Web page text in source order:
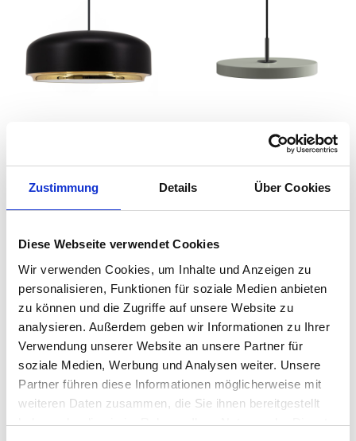
Zustimmung Details Über Cookies
Diese Webseite verwendet Cookies
Wir verwenden Cookies, um Inhalte und Anzeigen zu
personalisieren, Funktionen für soziale Medien anbieten
zu können und die Zugriffe auf unsere Website zu
analysieren. Außerdem geben wir Informationen zu Ihrer
Verwendung unserer Website an unsere Partner für
soziale Medien, Werbung und Analysen weiter. Unsere
Partner führen diese Informationen möglicherweise mit
weiteren Daten zusammen, die Sie ihnen bereitgestellt
haben oder die sie im Rahmen Ihrer Nutzung der Dienste
Ab 79,00 €
auswählen
UMAGE - Asteria Plus
mini Pendelleuchte
231,00 €
Varianten